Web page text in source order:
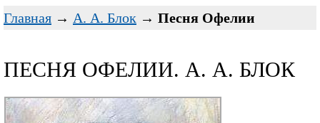
Главная → А. А. Блок → Песня Офелии
ПЕСНЯ ОФЕЛИИ. А. А. БЛОК